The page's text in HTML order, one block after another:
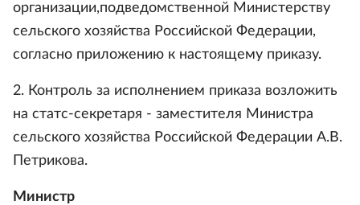
организации,подведомственной Министерству
сельского хозяйства Российской Федерации,
согласно приложению к настоящему приказу.
2. Контроль за исполнением приказа возложить
на статс-секретаря - заместителя Министра
сельского хозяйства Российской Федерации А.В.
Петрикова.
Министр